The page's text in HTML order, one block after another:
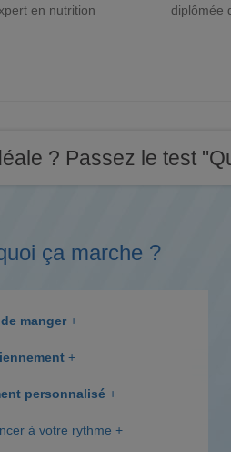
en nutrition
diplômée
? Passez le test
ça marche ?
manger +
+
personnalisé +
à votre rythme +